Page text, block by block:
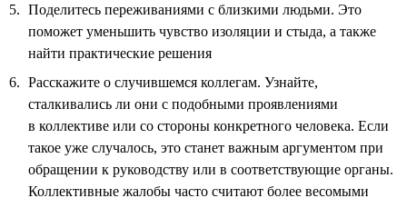
Поделитесь переживаниями с близкими людьми. Это
поможет уменьшить чувство изоляции и стыда, а также
найти практические решения
Расскажите о случившемся коллегам. Узнайте,
сталкивались ли они с подобными проявлениями
в коллективе или со стороны конкретного человека. Если
такое уже случалось, это станет важным аргументом при
обращении к руководству или в соответствующие органы.
Коллективные жалобы часто считают более весомыми